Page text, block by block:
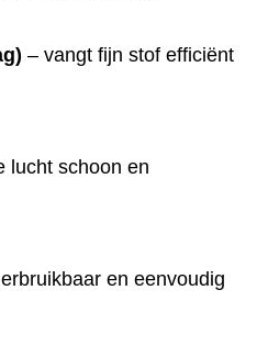
– vangt fijn stof efficiënt
lucht schoon en
en eenvoudig